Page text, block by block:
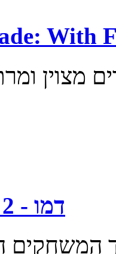
Dragon Age 2 - דמו